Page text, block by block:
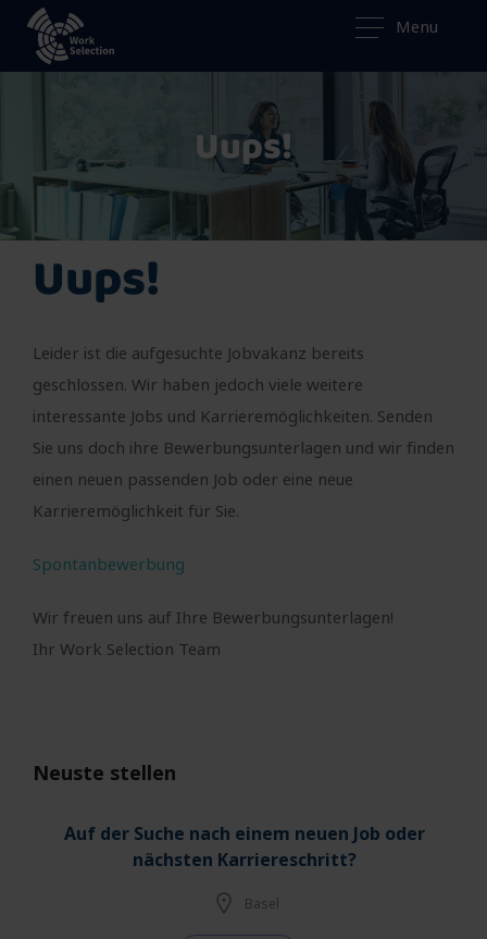
Menu
Uups!
Uups!
Leider ist die aufgesuchte Jobvakanz bereits
geschlossen. Wir haben jedoch viele weitere
interessante Jobs und Karrieremöglichkeiten. Senden
Sie uns doch ihre Bewerbungsunterlagen und wir finden
einen neuen passenden Job oder eine neue
Karrieremöglichkeit für Sie.
Spontanbewerbung
Wir freuen uns auf Ihre Bewerbungsunterlagen!
Ihr Work Selection Team
Neuste stellen
Auf der Suche nach einem neuen Job oder
nächsten Karriereschritt?
Basel